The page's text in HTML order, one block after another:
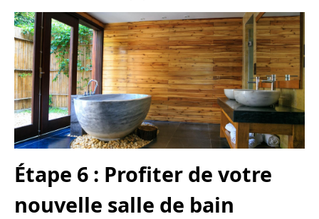
Étape 6 : Profiter de votre
nouvelle salle de bain